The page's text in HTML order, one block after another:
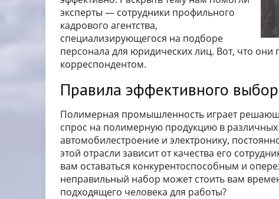
эксперты — сотрудники профильного
кадрового агентства,
специализирующегося на подборе
персонала для юридических лиц. Вот, что
корреспондентом.
Правила эффективного
Полимерная промышленность играет
спрос на полимерную продукцию в
автомобилестроение и электронику,
этой отрасли зависит от качества его
вам оставаться конкурентоспособным и
неправильный набор может стоить вам
подходящего человека для работы?